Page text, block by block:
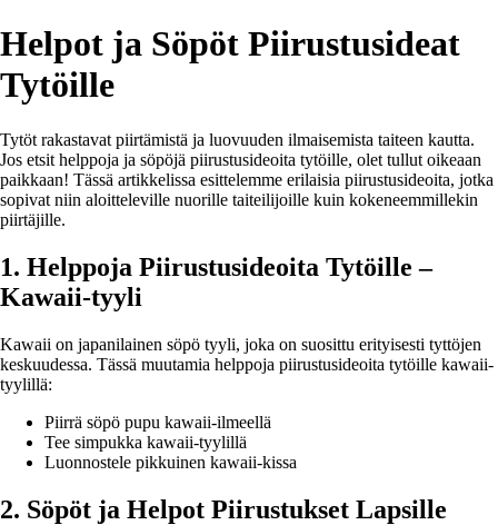
Helpot ja Söpöt Piirustusideat
Tytöille
Tytöt rakastavat piirtämistä ja luovuuden ilmaisemista taiteen kautta.
Jos etsit helppoja ja söpöjä piirustusideoita tytöille, olet tullut oikeaan
paikkaan! Tässä artikkelissa esittelemme erilaisia piirustusideoita, jotka
sopivat niin aloitteleville nuorille taiteilijoille kuin kokeneemmillekin
piirtäjille.
1. Helppoja Piirustusideoita Tytöille –
Kawaii-tyyli
Kawaii on japanilainen söpö tyyli, joka on suosittu erityisesti tyttöjen
keskuudessa. Tässä muutamia helppoja piirustusideoita tytöille kawaii-
tyylillä:
Piirrä söpö pupu kawaii-ilmeellä
Tee simpukka kawaii-tyylillä
Luonnostele pikkuinen kawaii-kissa
2. Söpöt ja Helpot Piirustukset Lapsille